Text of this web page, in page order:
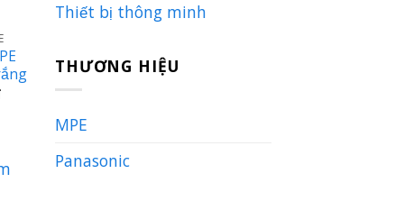
Giá
hiện
Thiết bị thông minh
THƯƠNG HIỆU
MPE
Panasonic